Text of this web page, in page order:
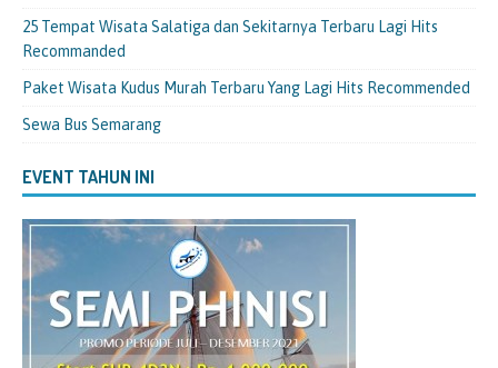
25 Tempat Wisata Salatiga dan Sekitarnya Terbaru Lagi Hits
Recommanded
Paket Wisata Kudus Murah Terbaru Yang Lagi Hits Recommended
Sewa Bus Semarang
EVENT TAHUN INI